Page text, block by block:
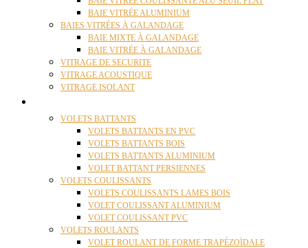
BAIE VITRÉE ALUMINIUM
BAIES VITRÉES À GALANDAGE
BAIE MIXTE À GALANDAGE
BAIE VITRÉE À GALANDAGE
VITRAGE DE SECURITE
VITRAGE ACOUSTIQUE
VITRAGE ISOLANT
VOLETS BATTANTS
VOLETS BATTANTS EN PVC
VOLETS BATTANTS BOIS
VOLETS BATTANTS ALUMINIUM
VOLET BATTANT PERSIENNES
VOLETS COULISSANTS
VOLETS COULISSANTS LAMES BOIS
VOLET COULISSANT ALUMINIUM
VOLET COULISSANT PVC
VOLETS ROULANTS
VOLET ROULANT DE FORME TRAPÉZOÏDALE